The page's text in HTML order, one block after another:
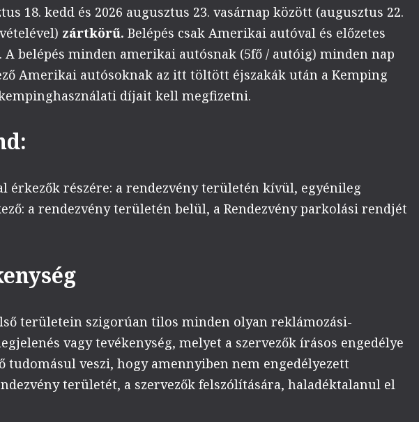
18. kedd és 2026 augusztus 23. vasárnap között (augusztus 22.
zártkörű. Belépés csak Amerikai autóval és előzetes
belépés minden amerikai autósnak (5fő / autóig) minden nap
Amerikai autósoknak az itt töltött éjszakák után a Kemping
díjait kell megfizetni.
érkezők részére: a rendezvény területén kívül, egyénileg
a rendezvény területén belül, a Rendezvény parkolási rendjét
területein szigorúan tilos minden olyan reklámozási-
vagy tevékenység, melyet a szervezők írásos engedélye
tudomásul veszi, hogy amennyiben nem engedélyezett
területét, a szervezők felszólítására, haladéktalanul el